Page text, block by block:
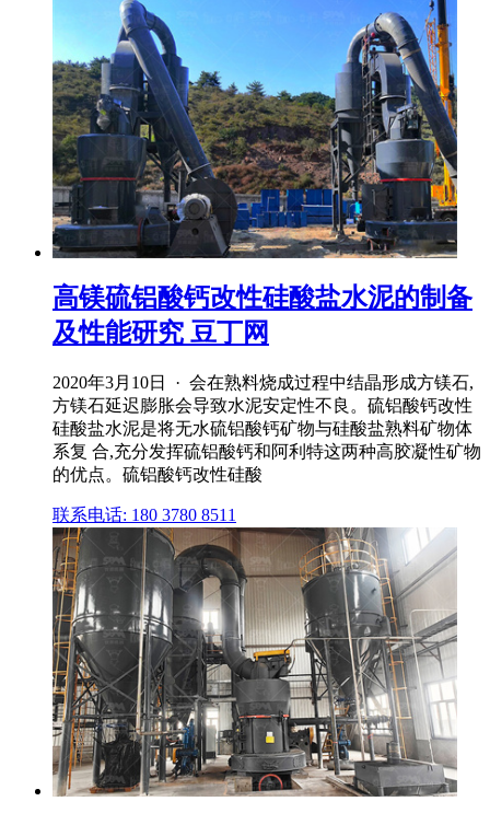
高镁硫铝酸钙改性硅酸盐水泥的制备
及性能研究 豆丁网
2020年3月10日 · 会在熟料烧成过程中结晶形成方镁石,
方镁石延迟膨胀会导致水泥安定性不良。硫铝酸钙改性
硅酸盐水泥是将无水硫铝酸钙矿物与硅酸盐熟料矿物体
系复 合,充分发挥硫铝酸钙和阿利特这两种高胶凝性矿物
的优点。硫铝酸钙改性硅酸
联系电话: 180 3780 8511